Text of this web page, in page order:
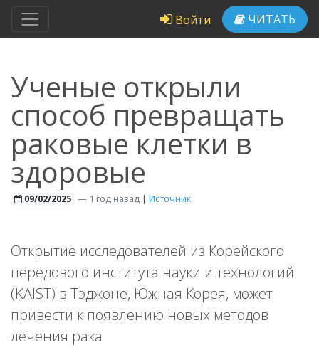
Войти ЧИТАТЬ
Ученые открыли
способ превращать
раковые клетки в
здоровые
09/02/2025 —1 год назад | Источник
Открытие исследователей из Корейского
передового института науки и технологий
(KAIST) в Тэджоне, Южная Корея, может
привести к появлению новых методов
лечения рака